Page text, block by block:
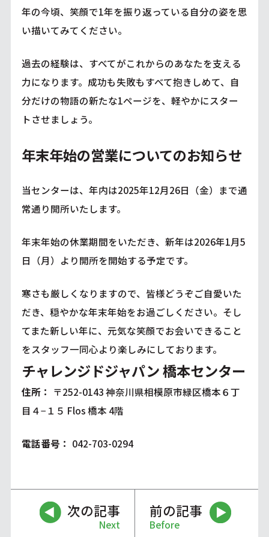
年の今頃、笑顔で1年を振り返っている自分の姿を思
い描いてみてください。
過去の経験は、すべてがこれからのあなたを支える
力になります。成功も失敗もすべて抱きしめて、自
分だけの物語の新たな1ページを、軽やかにスター
トさせましょう。
年末年始の営業についてのお知らせ
当センターは、年内は2025年12月26日（金）まで通
常通り開所いたします。
年末年始の休業期間をいただき、新年は2026年1月5
日（月）より開所を開始する予定です。
寒さも厳しくなりますので、皆様どうぞご自愛いた
だき、穏やかな年末年始をお過ごしください。そし
てまた新しい年に、元気な笑顔でお会いできること
をスタッフ一同心より楽しみにしております。
チャレンジドジャパン 橋本センター
住所： 〒252-0143 神奈川県相模原市緑区橋本６丁
目４−１５ Flos 橋本 4階
電話番号： 042-703-0294
次の記事
Next
前の記事
Before